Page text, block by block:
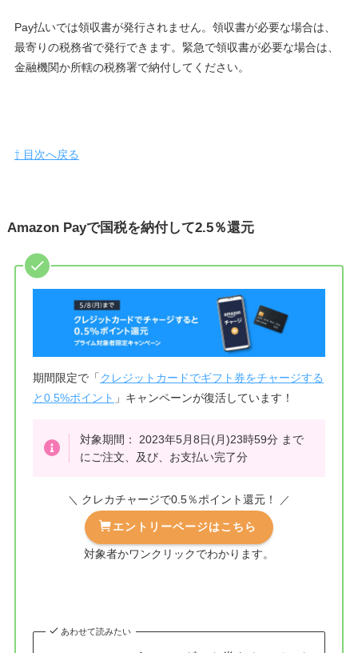
Pay払いでは領収書が発行されません。領収書が必要な場合は、
最寄りの税務省で発行できます。緊急で領収書が必要な場合は、
金融機関か所轄の税務署で納付してください。
⇧ 目次へ戻る
Amazon Payで国税を納付して2.5％還元
期間限定で「クレジットカードでギフト券をチャージする
と0.5%ポイント 」キャンペーンが復活しています！
対象期間： 2023年5月8日(月)23時59分 まで
にご注文、及び、お支払い完了分
＼ クレカチャージで0.5％ポイント還元！ ／
エントリーページはこちら
対象者かワンクリックでわかります。
あわせて読みたい